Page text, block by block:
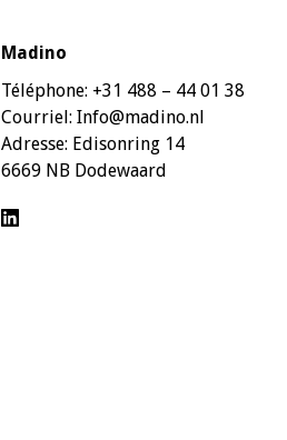
Madino
Téléphone: +31 488 – 44 01 38
Courriel: Info@madino.nl
Adresse: Edisonring 14
6669 NB Dodewaard